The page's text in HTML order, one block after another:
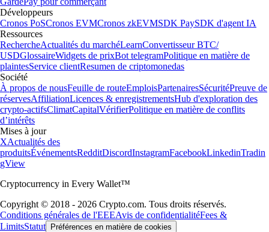
Développeurs
Cronos PoSCronos EVMCronos zkEVMSDK PaySDK d'agent IA
Ressources
RechercheActualités du marchéLearnConvertisseur BTC/
USDGlossaireWidgets de prixBot telegramPolitique en matière de
plaintesService clientResumen de criptomonedas
Société
À propos de nousFeuille de routeEmploisPartenairesSécuritéPreuve de
réservesAffiliationLicences & enregistrementsHub d'exploration des
crypto-actifsClimatCapitalVérifierPolitique en matière de conflits
d’intérêts
Mises à jour
XActualités des
produitsÉvénementsRedditDiscordInstagramFacebookLinkedinTradin
gView
Cryptocurrency in Every Wallet™
Copyright © 2018 - 2026 Crypto.com. Tous droits réservés.
Conditions générales de l'EEEAvis de confidentialitéFees &
LimitsStatut Préférences en matière de cookies